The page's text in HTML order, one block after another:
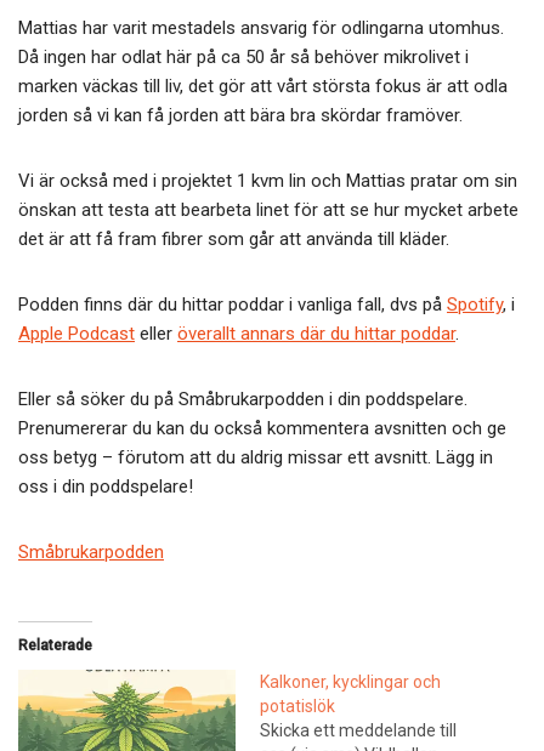
Mattias har varit mestadels ansvarig för odlingarna utomhus.
Då ingen har odlat här på ca 50 år så behöver mikrolivet i
marken väckas till liv, det gör att vårt största fokus är att odla
jorden så vi kan få jorden att bära bra skördar framöver.
Vi är också med i projektet 1 kvm lin och Mattias pratar om sin
önskan att testa att bearbeta linet för att se hur mycket arbete
det är att få fram fibrer som går att använda till kläder.
Podden finns där du hittar poddar i vanliga fall, dvs på Spotify, i
Apple Podcast eller överallt annars där du hittar poddar.
Eller så söker du på Småbrukarpodden i din poddspelare.
Prenumererar du kan du också kommentera avsnitten och ge
oss betyg – förutom att du aldrig missar ett avsnitt. Lägg in
oss i din poddspelare!
Småbrukarpodden
Relaterade
Kalkoner, kycklingar och
potatislök
Skicka ett meddelande till